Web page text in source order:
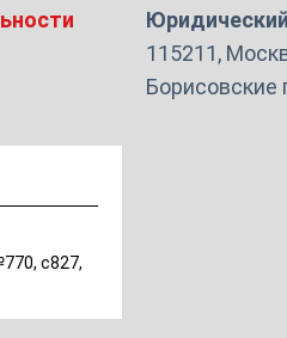
115211,
Борисовские
с827,